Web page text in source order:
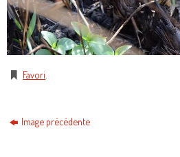
Favori
Image précédente